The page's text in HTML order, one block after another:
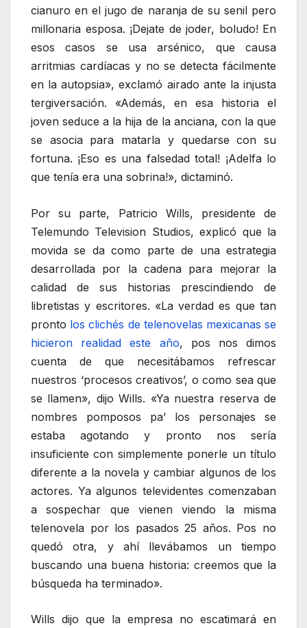
cianuro en el jugo de naranja de su senil pero
millonaria esposa. ¡Dejate de joder, boludo! En
esos casos se usa arsénico, que causa
arritmias cardíacas y no se detecta fácilmente
en la autopsia», exclamó airado ante la injusta
tergiversación. «Además, en esa historia el
joven seduce a la hija de la anciana, con la que
se asocia para matarla y quedarse con su
fortuna. ¡Eso es una falsedad total! ¡Adelfa lo
que tenía era una sobrina!», dictaminó.
Por su parte, Patricio Wills, presidente de
Telemundo Television Studios, explicó que la
movida se da como parte de una estrategia
desarrollada por la cadena para mejorar la
calidad de sus historias prescindiendo de
libretistas y escritores. «La verdad es que tan
pronto los clichés de telenovelas mexicanas se
hicieron realidad este año, pos nos dimos
cuenta de que necesitábamos refrescar
nuestros ‘procesos creativos’, o como sea que
se llamen», dijo Wills. «Ya nuestra reserva de
nombres pomposos pa’ los personajes se
estaba agotando y pronto nos sería
insuficiente con simplemente ponerle un título
diferente a la novela y cambiar algunos de los
actores. Ya algunos televidentes comenzaban
a sospechar que vienen viendo la misma
telenovela por los pasados 25 años. Pos no
quedó otra, y ahí llevábamos un tiempo
buscando una buena historia: creemos que la
búsqueda ha terminado».
Wills dijo que la empresa no escatimará en